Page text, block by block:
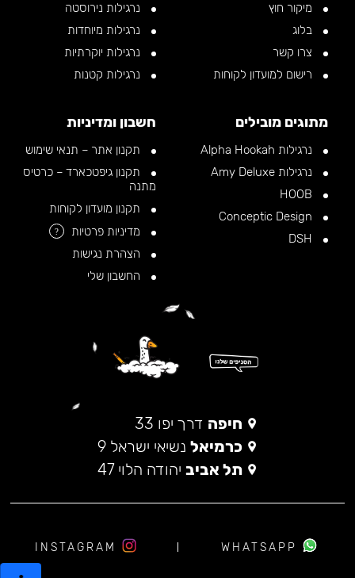
מיקור חוץ
בלוג
צרו קשר
רישום למועדון לקוחות
נרגילות נירוסטה
נרגילות מיוחדות
נרגילות יוקרתיות
נרגילות קטנות
מתוגים מובילים
נרגילות Alpha Hookah
נרגילות Amy Deluxe
חשבון ומדיניות
תקנון אתר – תנאי שימוש
תקנון גיפטכארד – כרטיס
מתנה
תקנון מועדון לקוחות
מדיניות פרטיות
?
הצהרת נגישות
החשבון שלי
חיפה דרך יפו 33
כרמיאל נשיאי ישראל 9
תל אביב יהודה הלוי 47
WHATSAPP
INSTAGRAM